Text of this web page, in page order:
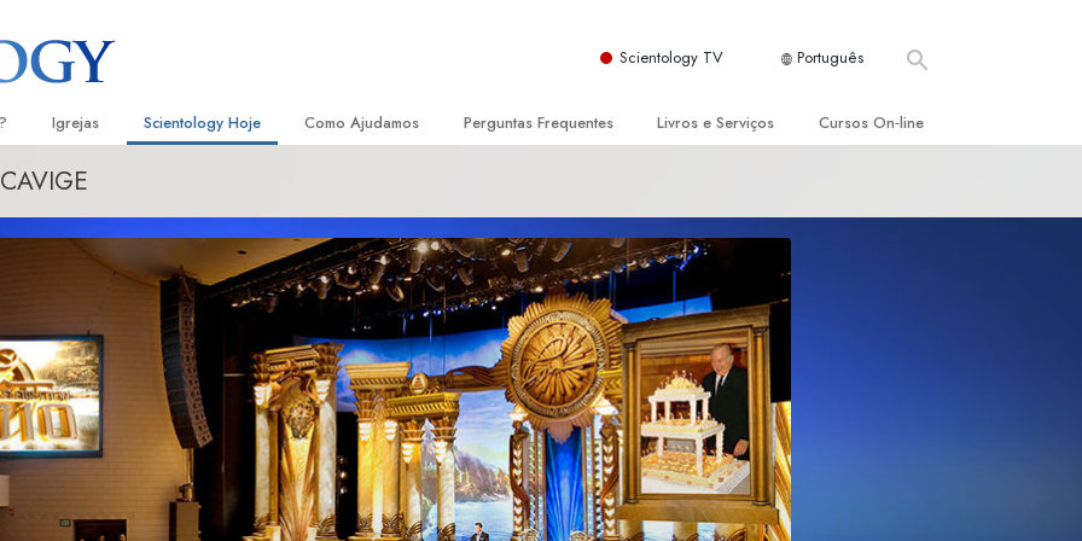
Scientology TV Português
Dizem
de Scientology
Igrejas
Localizar uma Igreja
Organizações Avançadas
Base em Terra de Flag
Freewinds
A levar Scientology ao Mundo
Scientology Hoje
David Miscavige — Líder Eclesiástico
de Scientology
Como Ajudamos
Criminon
Narconon
A Verdade sobre as Drogas
Unidos para os Direitos Humanos
Comissão dos Cidadãos para os
Direitos Humanos
Perguntas Frequentes
A Organização de Scientology
Livros e Serviços
Conferências Introdutórias
Filmes Introdutórios
Serviços Introdutórios
Cursos On‑line
Os Componentes da Compreensão
Soluções para Um Ambiente Perigoso
Ajudas para Doenças e Ferimentos
Integridade e Honestidade
Casamento
A Escala de Tom Emocional